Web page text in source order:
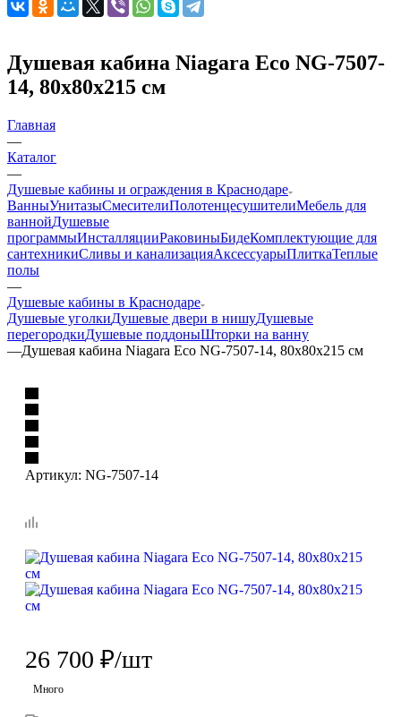
Душевая кабина Niagara Eco NG-7507-
14, 80x80x215 см
Главная
—
Каталог
—
Душевые кабины и ограждения в Краснодаре
ВанныУнитазыСмесителиПолотенцесушителиМебель для
ваннойДушевые
программыИнсталляцииРаковиныБидеКомплектующие для
сантехникиСливы и канализацияАксессуарыПлиткаТеплые
полы
—
Душевые кабины в Краснодаре
Душевые уголкиДушевые двери в нишуДушевые
перегородкиДушевые поддоныШторки на ванну
—Душевая кабина Niagara Eco NG-7507-14, 80x80x215 см
Артикул: NG-7507-14
26 700 ₽/шт
Много